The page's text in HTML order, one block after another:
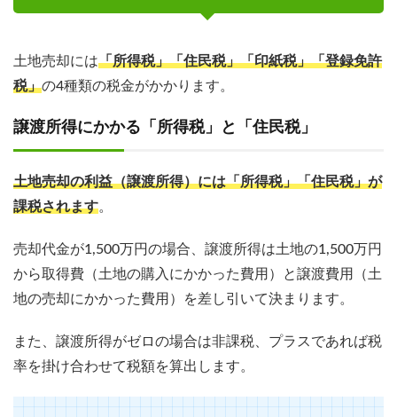
土地売却には「所得税」「住民税」「印紙税」「登録免許
税」の4種類の税金がかかります。
譲渡所得にかかる「所得税」と「住民税」
土地売却の利益（譲渡所得）には「所得税」「住民税」が
課税されます。
売却代金が1,500万円の場合、譲渡所得は土地の1,500万円
から取得費（土地の購入にかかった費用）と譲渡費用（土
地の売却にかかった費用）を差し引いて決まります。
また、譲渡所得がゼロの場合は非課税、プラスであれば税
率を掛け合わせて税額を算出します。